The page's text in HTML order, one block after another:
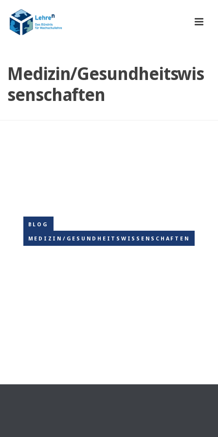
Medizin/Gesundheitswis
senschaften
BLOG
MEDIZIN/GESUNDHEITSWISSENSCHAFTEN